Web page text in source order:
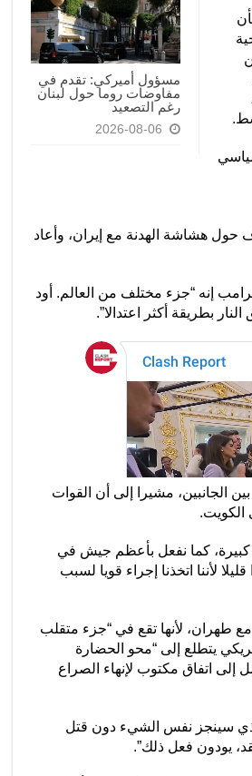
مسؤول أميركي: تقدم في
مفاوضات روما حول لبنان
رغم التصعيد
2026-08-06
حول هشاشة الهدنة مع إيران، وأعاد
إنه “جزء مختلف من العالم. أود
بطريقة أكثر اعتدالا”.
الجانبين، مشيرا إلى أن القوات
الكويت.
كبيرة، كما نفعل بأعظم جيش في
لأننا اتخذنا إجراء قويا لسبب
طهران، لأنها تقع في “جزء متقلب
يتطلع إلى “محو الحضارة
إلى اتفاق مكتوب لإنهاء الصراع
سينجز نفس الشيء دون قتل
يودون فعل ذلك”.